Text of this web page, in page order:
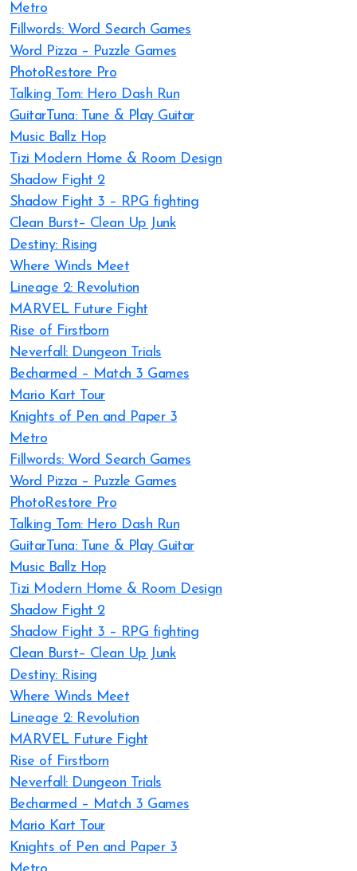
Metro
Fillwords: Word Search Games
Word Pizza – Puzzle Games
PhotoRestore Pro
Talking Tom: Hero Dash Run
GuitarTuna: Tune & Play Guitar
Music Ballz Hop
Tizi Modern Home & Room Design
Shadow Fight 2
Shadow Fight 3 – RPG fighting
Clean Burst– Clean Up Junk
Destiny: Rising
Where Winds Meet
Lineage 2: Revolution
MARVEL Future Fight
Rise of Firstborn
Neverfall: Dungeon Trials
Becharmed – Match 3 Games
Mario Kart Tour
Knights of Pen and Paper 3
Metro
Fillwords: Word Search Games
Word Pizza – Puzzle Games
PhotoRestore Pro
Talking Tom: Hero Dash Run
GuitarTuna: Tune & Play Guitar
Music Ballz Hop
Tizi Modern Home & Room Design
Shadow Fight 2
Shadow Fight 3 – RPG fighting
Clean Burst– Clean Up Junk
Destiny: Rising
Where Winds Meet
Lineage 2: Revolution
MARVEL Future Fight
Rise of Firstborn
Neverfall: Dungeon Trials
Becharmed – Match 3 Games
Mario Kart Tour
Knights of Pen and Paper 3